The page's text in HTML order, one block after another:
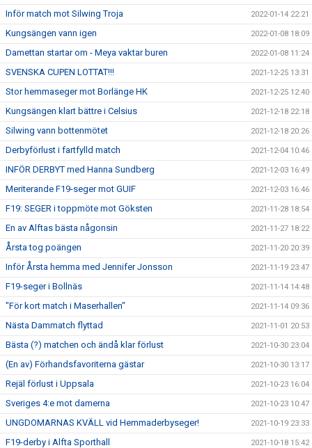
Inför match mot Silwing Troja 2022-01-14 22:21
Kungsängen vann igen 2022-01-08 18:09
Damettan startar om - Meya vaktar buren 2022-01-08 11:24
SVENSKA CUPEN LOTTAT!!! 2021-12-25 13:31
Stor hemmaseger mot Borlänge HK 2021-12-25 12:40
Kungsängen klart bättre i Celsius 2021-12-18 22:18
Silwing vann bottenmötet 2021-12-18 20:26
Derbyförlust i fartfylld match 2021-12-04 10:46
INFÖR DERBYT med Hanna Sundberg 2021-12-03 16:49
Meriterande F19-seger mot GUIF 2021-12-03 16:46
F19: SEGER i toppmöte mot Göksten 2021-11-28 18:54
En av Alftas bästa någonsin 2021-11-27 18:22
Årsta tog poängen 2021-11-20 20:39
Inför Årsta hemma med Jennifer Jonsson 2021-11-19 23:47
F19-seger i Bollnäs 2021-11-14 14:48
"För kort match i Maserhallen" 2021-11-14 09:36
Nästa Dammatch flyttad 2021-11-01 20:53
Bästa (?) matchen och ändå klar förlust 2021-10-30 23:04
(En av) Förhandsfavoriterna gästar 2021-10-30 13:17
Rejäl förlust i Uppsala 2021-10-23 16:04
Sveriges 4:e mot damerna 2021-10-23 10:47
UNGDOMARNAS KVÄLL vid Hemmaderbyseger! 2021-10-19 23:33
F19-derby i Alfta Sporthall 2021-10-18 15:42